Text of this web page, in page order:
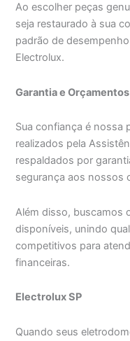
Ao escolher peças
seja restaurado à sua
padrão de
Electrolux.
Garantia e
Sua confiança é nossa
realizados pela
respaldados por
segurança aos nossos
Além disso, buscamos
disponíveis, unindo
competitivos para
financeiras.
Electrolux SP
Quando seus